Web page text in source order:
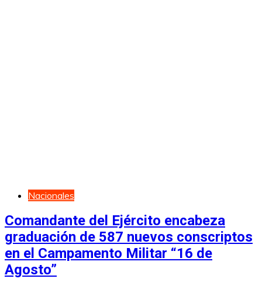
Nacionales
Comandante del Ejército encabeza
graduación de 587 nuevos conscriptos
en el Campamento Militar “16 de
Agosto”